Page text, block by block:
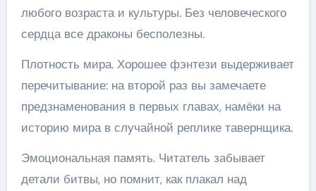
любого возраста и культуры. Без человеческого
сердца все драконы бесполезны.
Плотность мира. Хорошее фэнтези выдерживает
перечитывание: на второй раз вы замечаете
предзнаменования в первых главах, намёки на
историю мира в случайной реплике тавернщика.
Эмоциональная память. Читатель забывает
детали битвы, но помнит, как плакал над